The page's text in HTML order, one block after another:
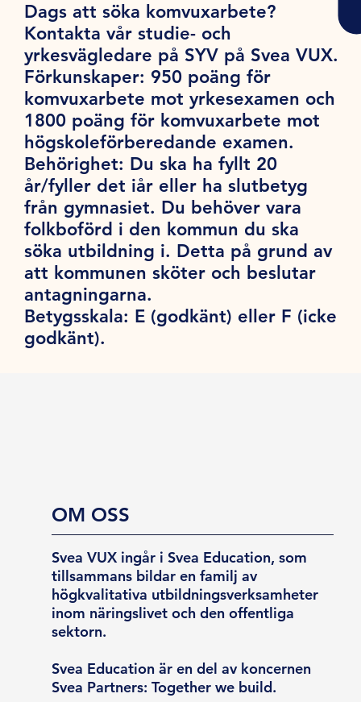
Dags att söka komvuxarbete?
Kontakta vår studie- och
yrkesvägledare på SYV på Svea VUX.
Förkunskaper: 950 poäng för
komvuxarbete mot yrkesexamen och
1800 poäng för komvuxarbete mot
högskoleförberedande examen.
Behörighet: Du ska ha fyllt 20
år/fyller det iår eller ha slutbetyg
från gymnasiet. Du behöver vara
folkboförd i den kommun du ska
söka utbildning i. Detta på grund av
att kommunen sköter och beslutar
antagningarna.
Betygsskala: E (godkänt) eller F (icke
godkänt).
OM OSS
Svea VUX ingår i Svea Education, som
tillsammans bildar en familj av
högkvalitativa utbildningsverksamheter
inom näringslivet och den offentliga
sektorn.
Svea Education är en del av koncernen
Svea Partners: Together we build.